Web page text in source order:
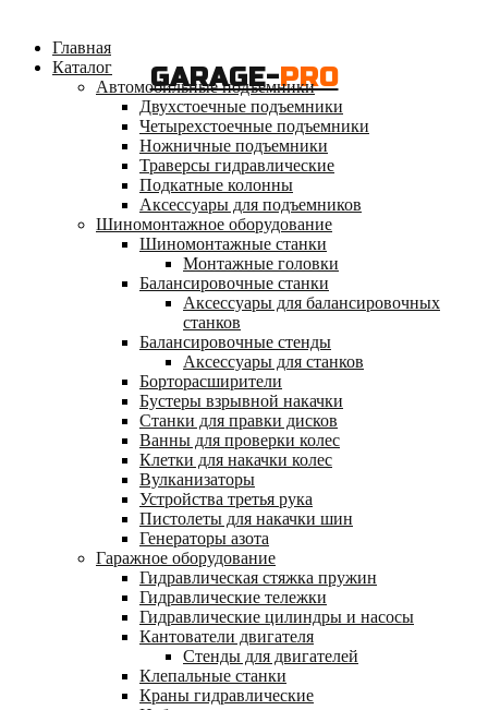
GARAGE-PRO
Главная
Каталог
Автомобильные подъемники
Двухстоечные подъемники
Четырехстоечные подъемники
Ножничные подъемники
Траверсы гидравлические
Подкатные колонны
Аксессуары для подъемников
Шиномонтажное оборудование
Шиномонтажные станки
Монтажные головки
Балансировочные станки
Аксессуары для балансировочных
станков
Балансировочные стенды
Аксессуары для станков
Борторасширители
Бустеры взрывной накачки
Станки для правки дисков
Ванны для проверки колес
Клетки для накачки колес
Вулканизаторы
Устройства третья рука
Пистолеты для накачки шин
Генераторы азота
Гаражное оборудование
Гидравлическая стяжка пружин
Гидравлические тележки
Гидравлические цилиндры и насосы
Кантователи двигателя
Стенды для двигателей
Клепальные станки
Краны гидравлические